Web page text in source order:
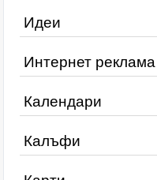
Идеи
Интернет реклама
Календари
Калъфи